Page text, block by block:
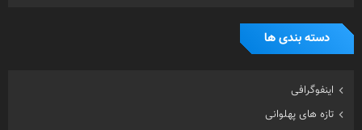
دسته بندی ها
اینفوگرافی
تازه های پهلوانی